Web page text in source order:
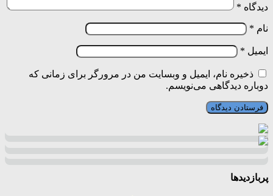
دیدگاه *
نام *
ایمیل *
ذخیره نام، ایمیل و وبسایت من در مرورگر برای زمانی که
دوباره دیدگاهی می‌نویسم.
پربازدیدها